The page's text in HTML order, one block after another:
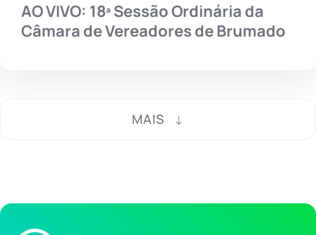
AO VIVO: 18ª Sessão Ordinária da
Câmara de Vereadores de Brumado
MAIS